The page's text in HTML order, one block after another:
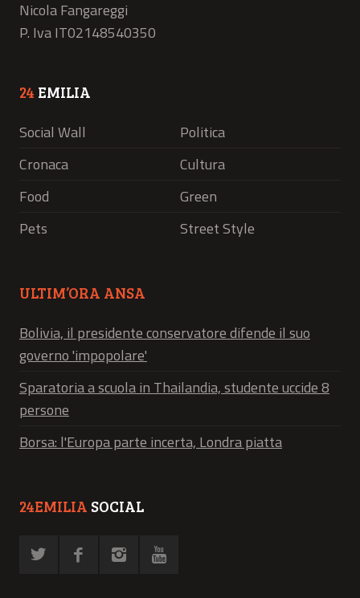
Nicola Fangareggi
P. Iva IT02148540350
24 EMILIA
Social Wall
Politica
Cronaca
Cultura
Food
Green
Pets
Street Style
ULTIM’ORA ANSA
Bolivia, il presidente conservatore difende il suo
governo 'impopolare'
Sparatoria a scuola in Thailandia, studente uccide 8
persone
Borsa: l'Europa parte incerta, Londra piatta
24EMILIA SOCIAL